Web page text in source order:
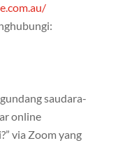
saudara-
online
via Zoom yang